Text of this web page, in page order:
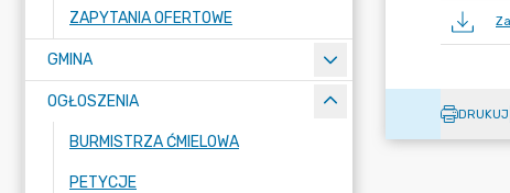
ZAPYTANIA OFERTOWE
GMINA
OGŁOSZENIA
BURMISTRZA ĆMIELOWA
PETYCJE
DRUKUJ